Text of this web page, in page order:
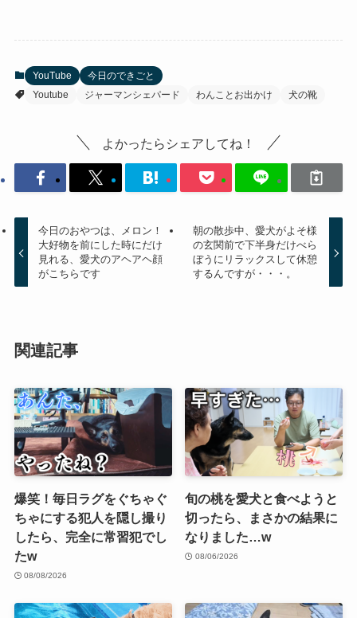
YouTube
今日のできごと
Youtube
ジャーマンシェパード わんことお出かけ 犬の靴
よかったらシェアしてね！
今日のおやつは、メロン！
大好物を前にした時にだけ
見れる、愛犬のアヘアヘ顔
がこちらです
朝の散歩中、愛犬がよそ様
の玄関前で下半身だけべら
ぼうにリラックスして休憩
するんですが・・・。
関連記事
爆笑！毎日ラグをぐちゃぐ
ちゃにする犯人を隠し撮り
したら、完全に常習犯でし
たw
08/08/2026
旬の桃を愛犬と食べようと
切ったら、まさかの結果に
なりました…w
08/06/2026